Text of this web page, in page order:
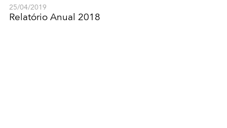
25/04/2019
Relatório Anual 2018